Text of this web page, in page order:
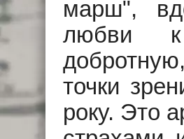
марш",
любви к
точки
року. Это